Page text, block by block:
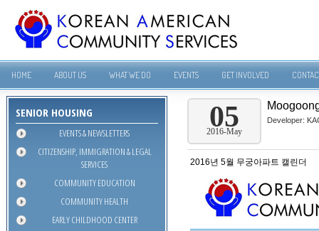
HOME ABOUT US WHAT WE DO EVENTS GET INVOLVED
SENIOR HOUSING
EVENTS & NEWSLETTERS
CITIZENSHIP, IMMIGRATION & LEGAL
SERVICES
COMMUNITY EDUCATION
COMMUNITY HEALTH
EARLY CHILDHOOD CENTER
05
2016-May
Developer:
2016년 5월 무궁아파트 캘린더